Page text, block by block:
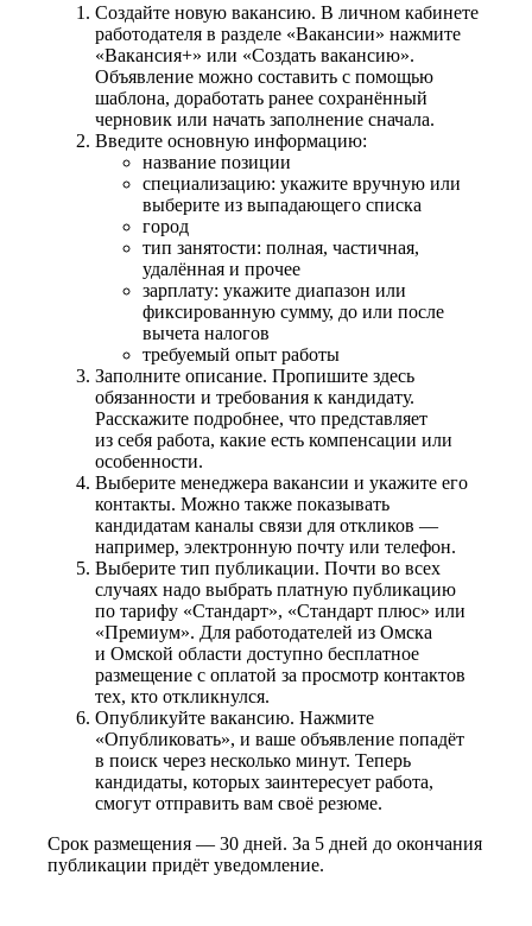
Создайте новую вакансию. В личном кабинете
работодателя в разделе «Вакансии» нажмите
«Вакансия+» или «Создать вакансию».
Объявление можно составить с помощью
шаблона, доработать ранее сохранённый
черновик или начать заполнение сначала.
Введите основную информацию:
название позиции
специализацию: укажите вручную или
выберите из выпадающего списка
город
тип занятости: полная, частичная,
удалённая и прочее
зарплату: укажите диапазон или
фиксированную сумму, до или после
вычета налогов
требуемый опыт работы
Заполните описание. Пропишите здесь
обязанности и требования к кандидату.
Расскажите подробнее, что представляет
из себя работа, какие есть компенсации или
особенности.
Выберите менеджера вакансии и укажите его
контакты. Можно также показывать
кандидатам каналы связи для откликов —
например, электронную почту или телефон.
Выберите тип публикации. Почти во всех
случаях надо выбрать платную публикацию
по тарифу «Стандарт», «Стандарт плюс» или
«Премиум». Для работодателей из Омска
и Омской области доступно бесплатное
размещение с оплатой за просмотр контактов
тех, кто откликнулся.
Опубликуйте вакансию. Нажмите
«Опубликовать», и ваше объявление попадёт
в поиск через несколько минут. Теперь
кандидаты, которых заинтересует работа,
смогут отправить вам своё резюме.
Срок размещения — 30 дней. За 5 дней до окончания
публикации придёт уведомление.